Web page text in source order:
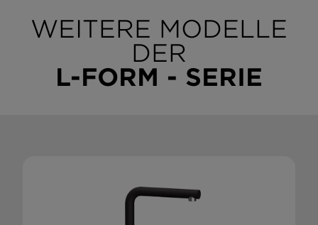
WEITERE MODELLE
DER
L-FORM - SERIE